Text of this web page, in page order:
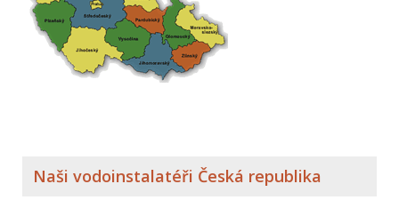
Naši vodoinstalatéři Česká republika